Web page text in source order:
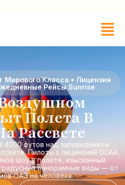
Мирового Класса • Лицензия
Рейсы Sunrise
Полета В
Рассвете
4000 футов над заповедником
Пилоты с лицензией DCAA,
шоу в полете, изысканный
панорамные виды — от
ОАЭ на человека.